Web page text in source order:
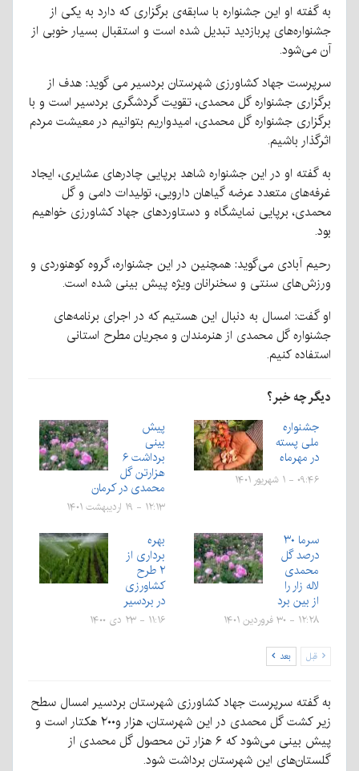
به گفته او این جشنواره با سابقه‌ی برگزاری که دارد به یکی از
جشنواره‌های پربازدید تبدیل شده است و استقبال بسیار خوبی از
آن می‌شود.
سرپرست جهاد کشاورزی شهرستان بردسیر می گوید: هدف از
برگزاری جشنواره گل محمدی، تقویت گردشگری بردسیر است و با
برگزاری جشنواره گل محمدی، امیدواریم بتوانیم در معیشت مردم
اثرگذار باشیم.
به گفته او در این جشنواره شاهد برپایی چادر‌های عشایری، ایجاد
غرفه‌های متعدد عرضه گیاهان دارویی، تولیدات دامی و گل
محمدی، برپایی نمایشگاه و دستاورد‌های جهاد کشاورزی خواهیم
بود.
رحیم آبادی می‌گوید: همچنین در این جشنواره، گروه کوهنوردی و
ورزش‌های سنتی و سخنرانان ویژه پیش بینی شده است.
او گفت: امسال به دنبال این هستیم که در اجرای برنامه‌های
جشنواره گل محمدی از هنرمندان و مجریان مطرح استانی
استفاده کنیم.
دیگر چه خبر؟
جشنواره
ملی پسته
در مهرماه
۰۹:۴۶ - ۱ شهریور ۱۴۰۱
پیش
بینی
برداشت ۶
هزارتن گل
محمدی در کرمان
۱۲:۱۳ - ۱۹ اردیبهشت ۱۴۰۱
سرما ۳۰
درصد گل
محمدی
لاله زار را
از بین برد
۱۲:۲۸ - ۳۰ فروردین ۱۴۰۱
بهره
برداری از
۲ طرح
کشاورزی
در بردسیر
۱۱:۱۶ - ۲۳ دی ۱۴۰۰
قبل بعد
به گفته سرپرست جهاد کشاورزی شهرستان بردسیر امسال سطح
زیر کشت گل محمدی در این شهرستان، هزار و۲۰۰ هکتار است و
پیش بینی می‌شود که ۶ هزار تن محصول گل محمدی از
گلستان‌های این شهرستان برداشت شود.